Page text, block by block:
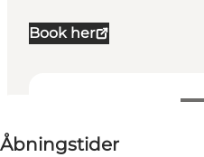
Book her
Åbningstider
Gratis